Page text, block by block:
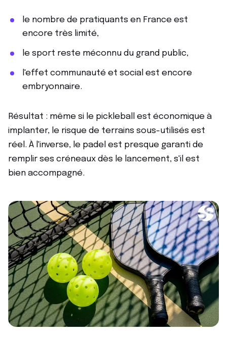
le nombre de pratiquants en France est
encore très limité,
le sport reste méconnu du grand public,
l'effet communauté et social est encore
embryonnaire.
Résultat : même si le pickleball est économique à
implanter, le risque de terrains sous-utilisés est
réel. À l'inverse, le padel est presque garanti de
remplir ses créneaux dès le lancement, s'il est
bien accompagné.